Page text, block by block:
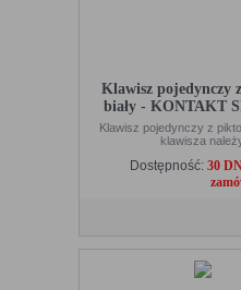
Klawisz pojedynczy
biały - KONTAKT
Klawisz pojedynczy z
klawisza
Dostępność: 30